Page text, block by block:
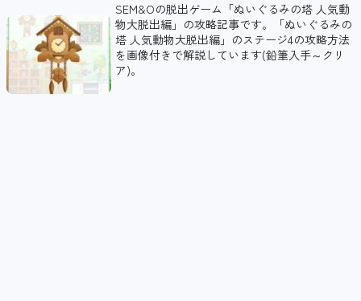
SEM&Oの脱出ゲーム「ぬいぐるみの塔 人気動
物大脱出編」の攻略記事です。「ぬいぐるみの
塔 人気動物大脱出編」のステージ4の攻略方法
を画像付きで解説しています(鉛筆入手～クリ
ア)。